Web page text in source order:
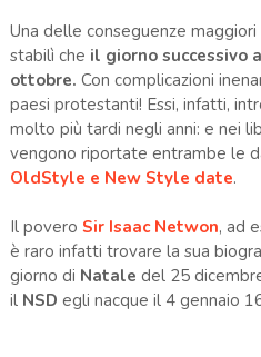
Una delle conseguenze maggiori
stabilì che il giorno successivo
ottobre. Con complicazioni
paesi protestanti! Essi, infatti,
molto più tardi negli anni: e nei
vengono riportate entrambe le
OldStyle e New Style date.
Il povero Sir Isaac Netwon, ad
è raro infatti trovare la sua
giorno di Natale del 25
il NSD egli nacque il 4 gennaio